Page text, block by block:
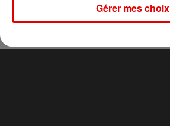
Hey There Delilah
Gérer mes choix